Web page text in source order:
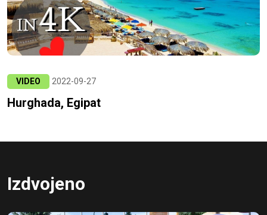
VIDEO 2022-09-27
Hurghada, Egipat
Izdvojeno